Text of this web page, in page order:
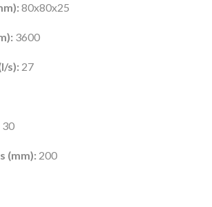
80x80x25
3600
s): 27
30
(mm): 200